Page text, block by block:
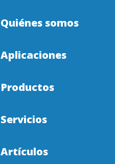
Quiénes somos
Aplicaciones
Productos
Servicios
Artículos